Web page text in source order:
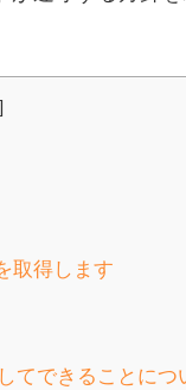
]
取得します
てできることにつ